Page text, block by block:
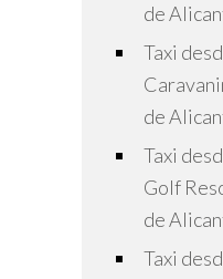
de
Taxi
de
Taxi
Golf
de
Taxi